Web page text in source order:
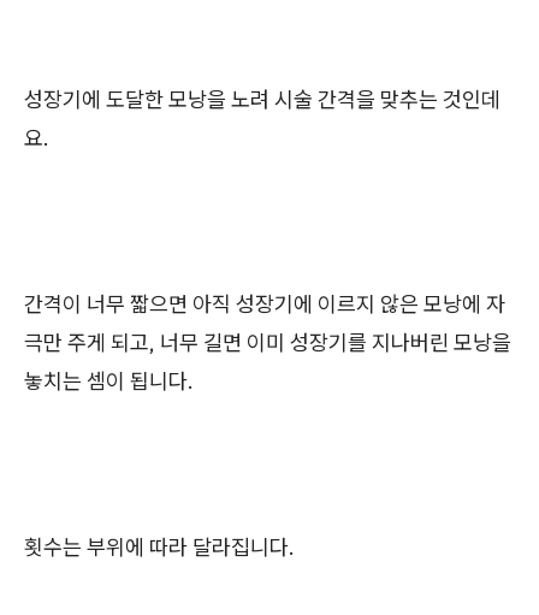
성장기에 도달한 모낭을 노려 시술 간격을 맞추는 것인데
요.
간격이 너무 짧으면 아직 성장기에 이르지 않은 모낭에 자
극만 주게 되고, 너무 길면 이미 성장기를 지나버린 모낭을
놓치는 셈이 됩니다.
횟수는 부위에 따라 달라집니다.